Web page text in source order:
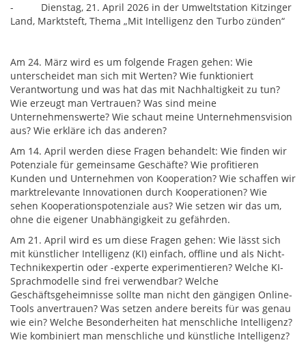
- Dienstag, 21. April 2026 in der Umweltstation Kitzinger
Land, Marktsteft, Thema „Mit Intelligenz den Turbo zünden“
Am 24. März wird es um folgende Fragen gehen: Wie
unterscheidet man sich mit Werten? Wie funktioniert
Verantwortung und was hat das mit Nachhaltigkeit zu tun?
Wie erzeugt man Vertrauen? Was sind meine
Unternehmenswerte? Wie schaut meine Unternehmensvision
aus? Wie erkläre ich das anderen?
Am 14. April werden diese Fragen behandelt: Wie finden wir
Potenziale für gemeinsame Geschäfte? Wie profitieren
Kunden und Unternehmen von Kooperation? Wie schaffen wir
marktrelevante Innovationen durch Kooperationen? Wie
sehen Kooperationspotenziale aus? Wie setzen wir das um,
ohne die eigener Unabhängigkeit zu gefährden.
Am 21. April wird es um diese Fragen gehen: Wie lässt sich
mit künstlicher Intelligenz (KI) einfach, offline und als Nicht-
Technikexpertin oder -experte experimentieren? Welche KI-
Sprachmodelle sind frei verwendbar? Welche
Geschäftsgeheimnisse sollte man nicht den gängigen Online-
Tools anvertrauen? Was setzen andere bereits für was genau
wie ein? Welche Besonderheiten hat menschliche Intelligenz?
Wie kombiniert man menschliche und künstliche Intelligenz?